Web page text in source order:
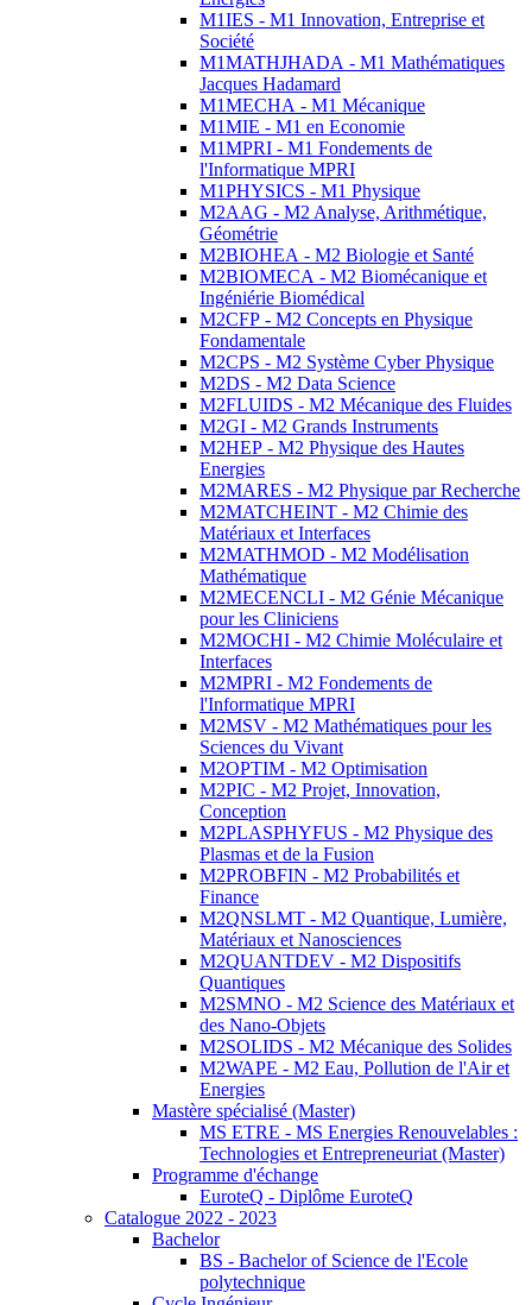
M1IES - M1 Innovation, Entreprise et
Société
M1MATHJHADA - M1 Mathématiques
Jacques Hadamard
M1MECHA - M1 Mécanique
M1MIE - M1 en Economie
M1MPRI - M1 Fondements de
l'Informatique MPRI
M1PHYSICS - M1 Physique
M2AAG - M2 Analyse, Arithmétique,
Géométrie
M2BIOHEA - M2 Biologie et Santé
M2BIOMECA - M2 Biomécanique et
Ingéniérie Biomédical
M2CFP - M2 Concepts en Physique
Fondamentale
M2CPS - M2 Système Cyber Physique
M2DS - M2 Data Science
M2FLUIDS - M2 Mécanique des Fluides
M2GI - M2 Grands Instruments
M2HEP - M2 Physique des Hautes
Energies
M2MARES - M2 Physique par Recherche
M2MATCHEINT - M2 Chimie des
Matériaux et Interfaces
M2MATHMOD - M2 Modélisation
Mathématique
M2MECENCLI - M2 Génie Mécanique
pour les Cliniciens
M2MOCHI - M2 Chimie Moléculaire et
Interfaces
M2MPRI - M2 Fondements de
l'Informatique MPRI
M2MSV - M2 Mathématiques pour les
Sciences du Vivant
M2OPTIM - M2 Optimisation
M2PIC - M2 Projet, Innovation,
Conception
M2PLASPHYFUS - M2 Physique des
Plasmas et de la Fusion
M2PROBFIN - M2 Probabilités et
Finance
M2QNSLMT - M2 Quantique, Lumière,
Matériaux et Nanosciences
M2QUANTDEV - M2 Dispositifs
Quantiques
M2SMNO - M2 Science des Matériaux et
des Nano-Objets
M2SOLIDS - M2 Mécanique des Solides
M2WAPE - M2 Eau, Pollution de l'Air et
Energies
Mastère spécialisé (Master)
MS ETRE - MS Energies Renouvelables :
Technologies et Entrepreneuriat (Master)
Programme d'échange
EuroteQ - Diplôme EuroteQ
Catalogue 2022 - 2023
Bachelor
BS - Bachelor of Science de l'Ecole
polytechnique